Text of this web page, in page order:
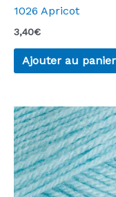
1026 Apricot
3,40€
Ajouter au panier